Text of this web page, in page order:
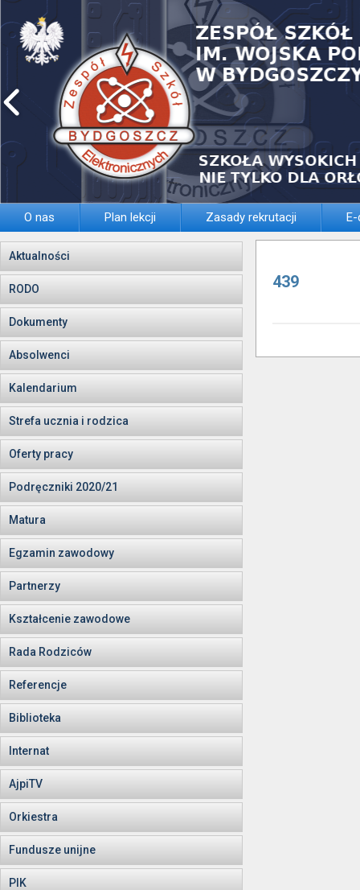
O nas Plan lekcji Zasady rekrutacji
Aktualności
RODO
Dokumenty
Absolwenci
Kalendarium
Strefa ucznia i rodzica
Oferty pracy
Podręczniki 2020/21
Matura
Egzamin zawodowy
Partnerzy
Kształcenie zawodowe
Rada Rodziców
Referencje
Biblioteka
Internat
AjpiTV
Orkiestra
Fundusze unijne
PIK
439